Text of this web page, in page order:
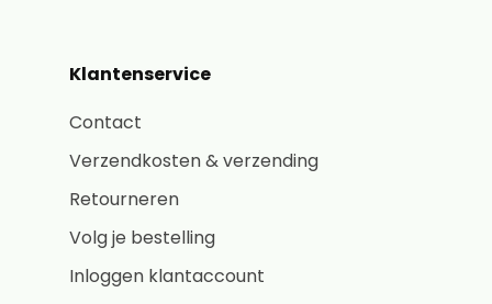
Klantenservice
Contact
Verzendkosten & verzending
Retourneren
Volg je bestelling
Inloggen klantaccount